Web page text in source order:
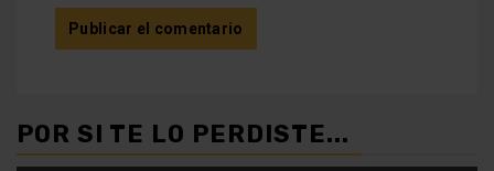
POR SI TE LO PERDISTE...